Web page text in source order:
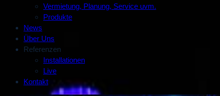
Vermietung, Planung, Service uvm.
Produkte
News
Über Uns
Referenzen
Installationen
Live
Kontakt